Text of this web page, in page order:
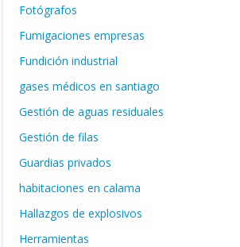
Fotógrafos
Fumigaciones empresas
Fundición industrial
gases médicos en santiago
Gestión de aguas residuales
Gestión de filas
Guardias privados
habitaciones en calama
Hallazgos de explosivos
Herramientas